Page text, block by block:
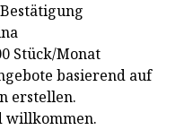
Stück/Monat
basierend auf
erstellen.
willkommen.